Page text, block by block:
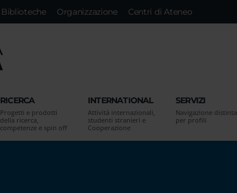
Biblioteche Organizzazione Centri di Ateneo
RICERCA
Progetti e prodotti
della ricerca,
competenze e spin off
INTERNATIONAL
Attività internazionali,
studenti stranieri e
Cooperazione
SERVIZI
Navigazione distinta
per profili